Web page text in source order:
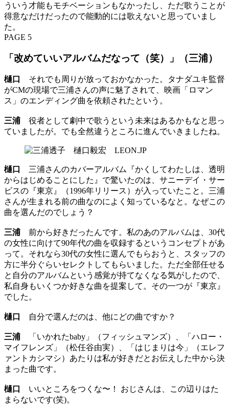
ういう才能もモチベーションもなかったし、ただ歌うことが
得意なだけだったので能動的には歌えないと思っていまし
た。
PAGE 5
「改めていいアルバムだなって（笑）」（三浦）
樋口
それでも周りが放っておかなかった。タナダユキ監督
がCMの現場で三浦さんの声に魅了されて、映画「ロマン
ス」のエンディング曲を依頼されたという。
三浦 役者として劇中で歌うという未来はあるかもなと思っ
ていましたが。でも全然違うところに進んでいきましたね。
樋口
三浦さんのカバーアルバム『かくしてわたしは、透明
からはじめることにした』で驚いたのは、サニーデイ・サー
ビスの『東京』（1996年リリース）が入っていたこと。三浦
さんが生まれる前の曲なのによく知っているなと。なぜこの
曲を選んだのでしょう？
三浦 前から好きだったんです。私のあのアルバムは、30代
の女性に向けて90年代の曲を収録するというコンセプトがあ
って。それなら30代の女性に選んでもらおうと、スタッフの
方に半分ぐらいセレクトしてもらいました。ただ全部任せる
と自分のアルバムという感覚が持てなくなる気がしたので、
私自身もいくつか好きな曲を提案して。その一つが『東京』
でした。
樋口 自分で選んだのは、他にどの曲ですか？
三浦
「いかれたbaby」（フィッシュマンズ）、「ハロー・
マイフレンズ」（松任谷由実）、「はじまりは今」（エレフ
ァントカシマシ）あたりは私が好きだとお伝えした中から決
まった曲です。
樋口
いいところをつくな〜！ おじさんは、この辺りはた
まらないです(笑)。